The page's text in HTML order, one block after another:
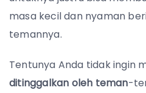
masa kecil dan nyaman
temannya.
Tentunya Anda tidak ingin
ditinggalkan oleh teman-